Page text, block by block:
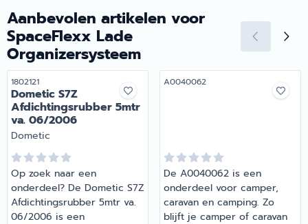
Aanbevolen artikelen voor
SpaceFlexx Lade
Organizersysteem
Artikelnummer
1802121
Dometic S7Z
Afdichtingsrubber 5mtr
va. 06/2006
Merk:
Dometic
Op zoek naar een
onderdeel? De Dometic S7Z
Afdichtingsrubber 5mtr va.
06/2006 is een
Artikelnummer
A0040062
De A0040062 is een
onderdeel voor camper,
caravan en camping. Zo
blijft je camper of caravan